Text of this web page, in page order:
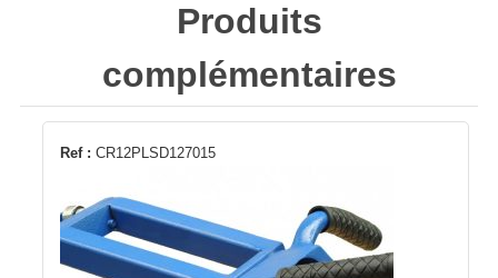
Produits
complémentaires
Ref : CR12PLSD127015